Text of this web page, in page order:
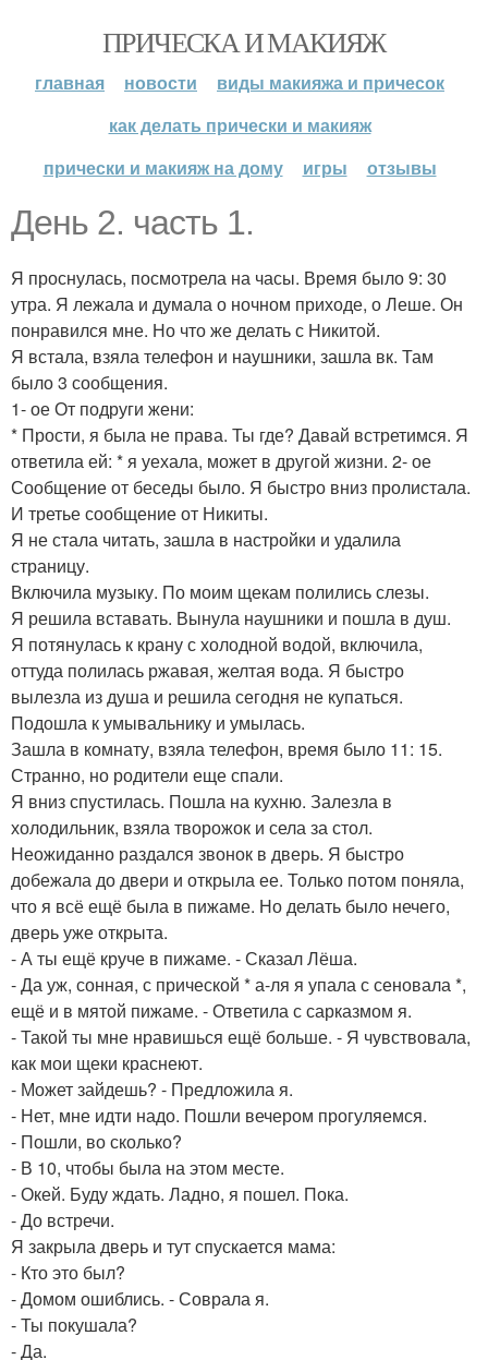
ПРИЧЕСКА И МАКИЯЖ
главная новости
виды макияжа и причесок
как делать прически и макияж
прически и макияж на дому
игры отзывы
День 2. часть 1.
Я проснулась, посмотрела на часы. Время было 9: 30
утра. Я лежала и думала о ночном приходе, о Леше. Он
понравился мне. Но что же делать с Никитой.
Я встала, взяла телефон и наушники, зашла вк. Там
было 3 сообщения.
1- ое От подруги жени:
* Прости, я была не права. Ты где? Давай встретимся. Я
ответила ей: * я уехала, может в другой жизни. 2- ое
Сообщение от беседы было. Я быстро вниз пролистала.
И третье сообщение от Никиты.
Я не стала читать, зашла в настройки и удалила
страницу.
Включила музыку. По моим щекам полились слезы.
Я решила вставать. Вынула наушники и пошла в душ.
Я потянулась к крану с холодной водой, включила,
оттуда полилась ржавая, желтая вода. Я быстро
вылезла из душа и решила сегодня не купаться.
Подошла к умывальнику и умылась.
Зашла в комнату, взяла телефон, время было 11: 15.
Странно, но родители еще спали.
Я вниз спустилась. Пошла на кухню. Залезла в
холодильник, взяла творожок и села за стол.
Неожиданно раздался звонок в дверь. Я быстро
добежала до двери и открыла ее. Только потом поняла,
что я всё ещё была в пижаме. Но делать было нечего,
дверь уже открыта.
- А ты ещё круче в пижаме. - Сказал Лёша.
- Да уж, сонная, с прической * а-ля я упала с сеновала *,
ещё и в мятой пижаме. - Ответила с сарказмом я.
- Такой ты мне нравишься ещё больше. - Я чувствовала,
как мои щеки краснеют.
- Может зайдешь? - Предложила я.
- Нет, мне идти надо. Пошли вечером прогуляемся.
- Пошли, во сколько?
- В 10, чтобы была на этом месте.
- Окей. Буду ждать. Ладно, я пошел. Пока.
- До встречи.
Я закрыла дверь и тут спускается мама:
- Кто это был?
- Домом ошиблись. - Соврала я.
- Ты покушала?
- Да.